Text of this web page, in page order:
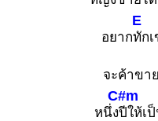
อยาก
E
ทัก
จะค้าขา
หนึ่ง
C#m
ปีให้เ